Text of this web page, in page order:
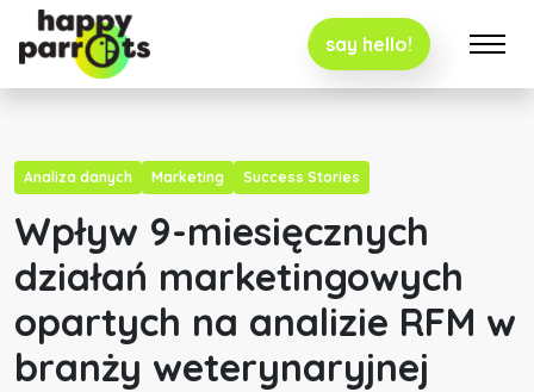
say hello!
Analiza danych Marketing Success Stories
Wpływ 9-miesięcznych
działań marketingowych
opartych na analizie RFM w
branży weterynaryjnej